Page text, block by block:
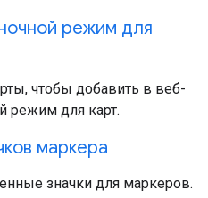
режим для
чтобы добавить в веб-
режим для карт.
маркера
значки для маркеров.